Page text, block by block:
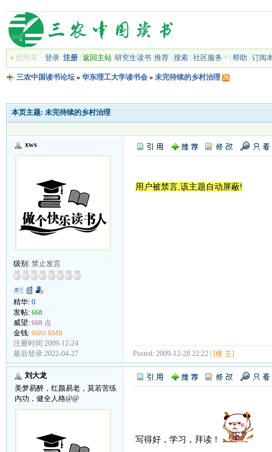
»您尚未 登录 注册| 返回主站| 研究生读书| 推荐| 搜索| 社区服务 帮助 订阅
三农中国读书论坛» 华东理工大学读书会» 未完待续的乡村治理
本页主题: 未完待续的乡村治理
xws
级别: 禁止发言
精华: 0
发帖: 668
威望: 668 点
金钱: 6680 RMB
注册时间:2009-12-24
最后登录:2022-04-27
用户被禁言,该主题自动屏蔽!
Posted: 2009-12-28 22:22 | [楼 主]
刘大龙
美梦易醉，红颜易老，莫若苦练
内功，健全人格@@
写得好，学习，拜读！